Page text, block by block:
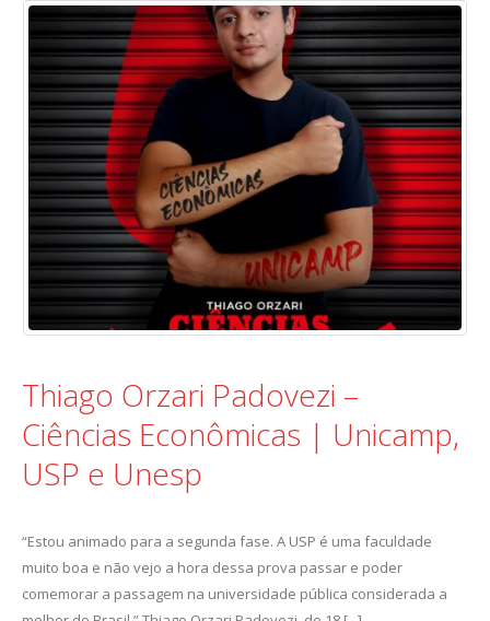
Thiago Orzari Padovezi –
Ciências Econômicas | Unicamp,
USP e Unesp
“Estou animado para a segunda fase. A USP é uma faculdade
muito boa e não vejo a hora dessa prova passar e poder
comemorar a passagem na universidade pública considerada a